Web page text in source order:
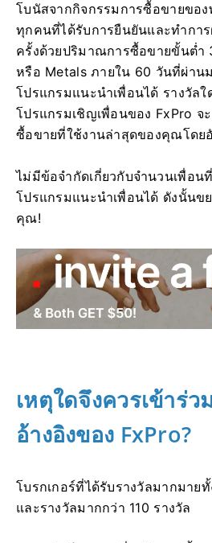
โบนัสจากกิจกรรมการซื้อขายของ
ทุกคนที่ได้รับการยืนยันและทำการ
ครั้งด้วยปริมาณการซื้อขายขั้นต่ำ
หรือ Metals ภายใน 60 วันที่ผ่าน
โปรแกรมแนะนำเพื่อนได้ รางวัลใ
โปรแกรมเชิญเพื่อนของ FxPro จ
ซื้อขายที่ใช้งานล่าสุดของคุณโดย
ไม่มีข้อจำกัดเกี่ยวกับจำนวนเพื่อ
โปรแกรมแนะนำเพื่อนได้ ดังนั้นข
คุณ!
เหตุใดจึงควรเข้าร่ว
อ้างอิงของ FxPro?
โบรกเกอร์ที่ได้รับรางวัลมากมาย
และรางวัลมากกว่า 110 รางวัล